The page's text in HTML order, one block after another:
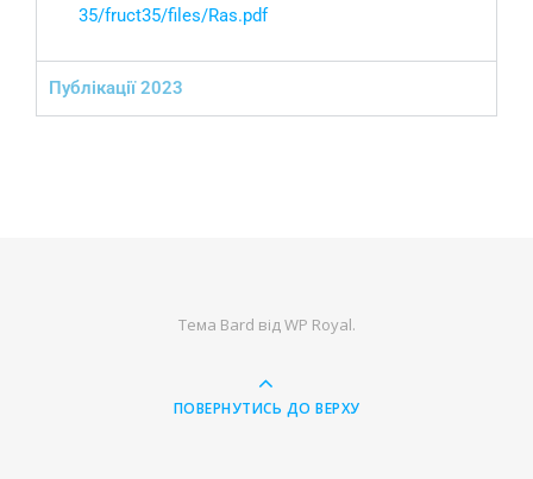
35/fruct35/files/Ras.pdf
Публікації 2023
Тема Bard відWP Royal.
ПОВЕРНУТИСЬ ДО ВЕРХУ